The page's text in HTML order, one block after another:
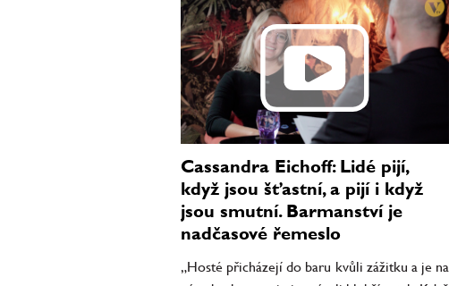
Cassandra Eichoff: Lidé pijí,
když jsou šťastní, a pijí i když
jsou smutní. Barmanství je
nadčasové řemeslo
„Hosté přicházejí do baru kvůli zážitku a je na